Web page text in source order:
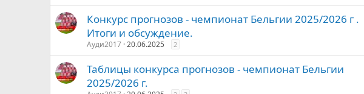
Конкурс прогнозов - чемпионат Бельгии 2025/2026 г .
Итоги и обсуждение.
Ауди2017 20.06.2025 2
Таблицы конкурса прогнозов - чемпионат Бельгии
2025/2026 г.